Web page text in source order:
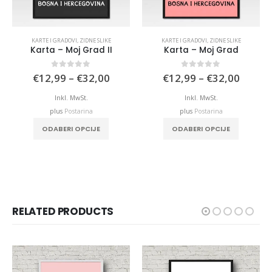
KARTE I GRADOVI, ZIDNE SLIKE
Karta – Moj Grad II
0out of 5
€12,99 – €32,00Price
Inkl. MwSt.
plus Postarina
ODABERI OPCIJE
KARTE I GRADOVI, ZIDNE SLIKE
Karta – Moj Grad
0out of 5
€12,99 – €32,00Price
Inkl. MwSt.
plus Postarina
ODABERI OPCIJE
RELATED PRODUCTS